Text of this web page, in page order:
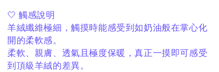
🤍 觸感說明
羊絨纖維極細，觸摸時能感受到如奶油般在掌心化
開的柔軟感。
柔軟、親膚、透氣且極度保暖，真正一摸即可感受
到頂級羊絨的差異。